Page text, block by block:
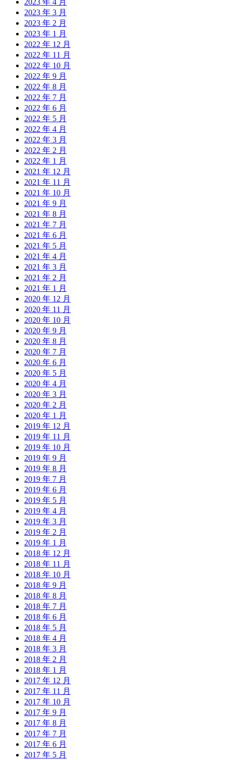
2023 年 3 月
2023 年 2 月
2023 年 1 月
2022 年 12 月
2022 年 11 月
2022 年 10 月
2022 年 9 月
2022 年 8 月
2022 年 7 月
2022 年 6 月
2022 年 5 月
2022 年 4 月
2022 年 3 月
2022 年 2 月
2022 年 1 月
2021 年 12 月
2021 年 11 月
2021 年 10 月
2021 年 9 月
2021 年 8 月
2021 年 7 月
2021 年 6 月
2021 年 5 月
2021 年 4 月
2021 年 3 月
2021 年 2 月
2021 年 1 月
2020 年 12 月
2020 年 11 月
2020 年 10 月
2020 年 9 月
2020 年 8 月
2020 年 7 月
2020 年 6 月
2020 年 5 月
2020 年 4 月
2020 年 3 月
2020 年 2 月
2020 年 1 月
2019 年 12 月
2019 年 11 月
2019 年 10 月
2019 年 9 月
2019 年 8 月
2019 年 7 月
2019 年 6 月
2019 年 5 月
2019 年 4 月
2019 年 3 月
2019 年 2 月
2019 年 1 月
2018 年 12 月
2018 年 11 月
2018 年 10 月
2018 年 9 月
2018 年 8 月
2018 年 7 月
2018 年 6 月
2018 年 5 月
2018 年 4 月
2018 年 3 月
2018 年 2 月
2018 年 1 月
2017 年 12 月
2017 年 11 月
2017 年 10 月
2017 年 9 月
2017 年 8 月
2017 年 7 月
2017 年 6 月
2017 年 5 月